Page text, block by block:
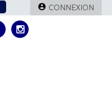
CONNEXION